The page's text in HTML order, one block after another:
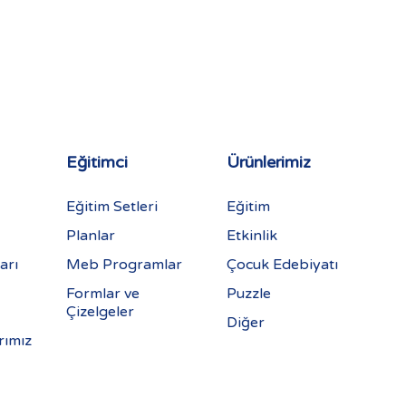
Eğitimci
Eğitim Setleri
Planlar
Meb Programlar
Formlar ve
Çizelgeler
Ürünlerimiz
Eğitim
Etkinlik
Çocuk Edebiyatı
Puzzle
Diğer